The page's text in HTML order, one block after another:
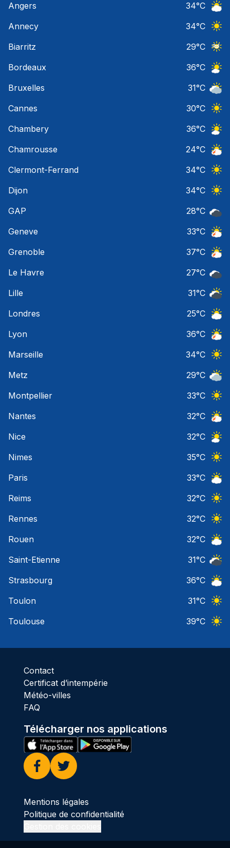
Angers 34°C
Annecy
34°C
Biarritz
29°C
Bordeaux
36°C
Bruxelles
31°C
Cannes
30°C
Chambery
36°C
Chamrousse
24°C
Clermont-Ferrand
34°C
Dijon
34°C
GAP
28°C
Geneve
33°C
Grenoble
37°C
Le Havre
27°C
Lille
31°C
Londres
25°C
Lyon
36°C
Marseille
34°C
Metz
29°C
Montpellier
33°C
Nantes
32°C
Nice
32°C
Nimes
35°C
Paris
33°C
Reims
32°C
Rennes
32°C
Rouen
32°C
Saint-Etienne
31°C
Strasbourg
36°C
Toulon
31°C
Toulouse
39°C
Contact
Certificat d’intempérie
Météo-villes
FAQ
Télécharger nos applications
Facebook
Twitter
Mentions légales
Politique de confidentialité